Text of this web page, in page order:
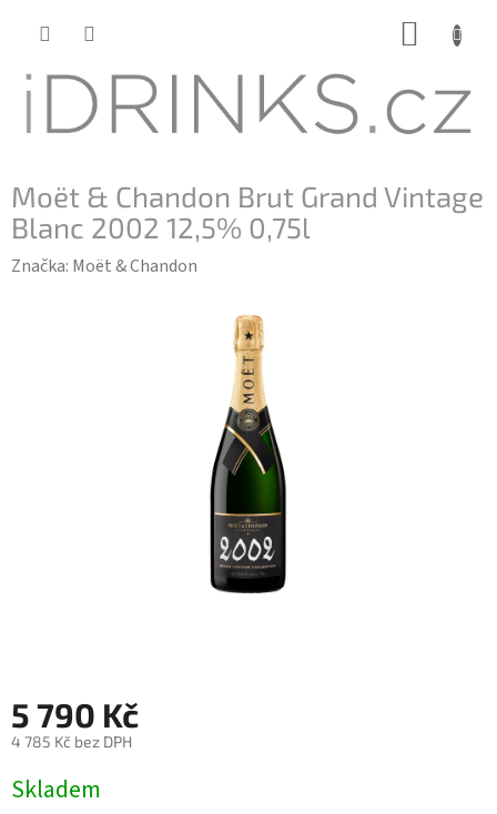
Moët & Chandon Brut Grand Vintage
Blanc 2002 12,5% 0,75l
Značka: Moët & Chandon
5 790 Kč
4 785 Kč bez DPH
cena:
Skladem